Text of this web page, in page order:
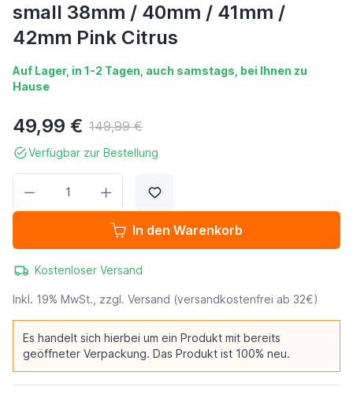
small 38mm / 40mm / 41mm /
42mm Pink Citrus
Auf Lager, in 1-2 Tagen, auch samstags, bei Ihnen zu
Hause
49,99 € 149,99 €
Verfügbar zur Bestellung
In den Warenkorb
Kostenloser Versand
Inkl. 19% MwSt., zzgl. Versand (versandkostenfrei ab 32€)
Es handelt sich hierbei um ein Produkt mit bereits
geöffneter Verpackung. Das Produkt ist 100% neu.